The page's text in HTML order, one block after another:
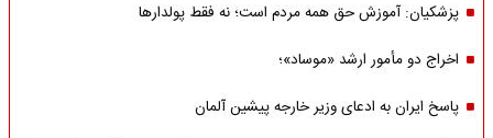
پزشکیان: آموزش حق همه مردم است؛ نه فقط پولدارها
اخراج دو مأمور ارشد «موساد»؛
پاسخ ایران به ادعای وزیر خارجه پیشین آلمان